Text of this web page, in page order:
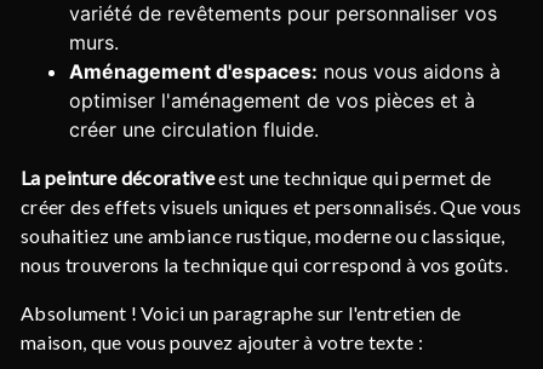
variété de revêtements pour personnaliser vos
murs.
Aménagement d'espaces: nous vous aidons à
optimiser l'aménagement de vos pièces et à
créer une circulation fluide.
La peinture décorativeest une technique qui permet de
créer des effets visuels uniques et personnalisés. Que vous
souhaitiez une ambiance rustique, moderne ou classique,
nous trouverons la technique qui correspond à vos goûts.
Absolument ! Voici un paragraphe sur l'entretien de
maison, que vous pouvez ajouter à votre texte :